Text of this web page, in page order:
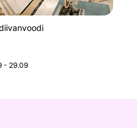
- 29.09